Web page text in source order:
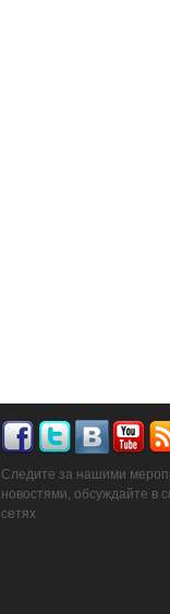
Следите за нашими
новостями, обсуждайте в
сетях